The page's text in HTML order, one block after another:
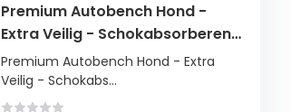
Premium Autobench Hond -
Extra Veilig - Schokabsorberend
55x70
Premium Autobench Hond - Extra
Veilig - Schokabs...